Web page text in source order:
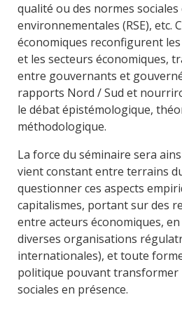
qualité ou des normes sociales
environnementales (RSE), etc.
économiques reconfigurent
et les secteurs économiques,
entre gouvernants et
rapports Nord / Sud et
le débat épistémologique,
méthodologique.
La force du séminaire sera
vient constant entre terrains
questionner ces aspects
capitalismes, portant sur des
entre acteurs économiques,
diverses organisations
internationales), et toute
politique pouvant transformer
sociales en présence.